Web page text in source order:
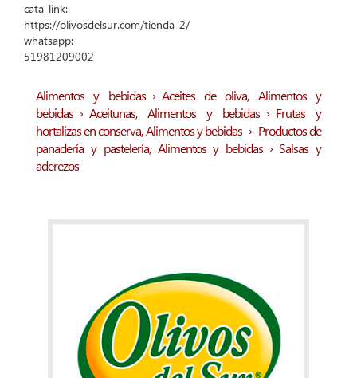
cata_link:
https://olivosdelsur.com/tienda-2/
whatsapp:
51981209002
Alimentos y bebidas › Aceites de oliva, Alimentos y
bebidas › Aceitunas, Alimentos y bebidas › Frutas y
hortalizas en conserva,Alimentos y bebidas › Productos de
panadería y pastelería, Alimentos y bebidas › Salsas y
aderezos